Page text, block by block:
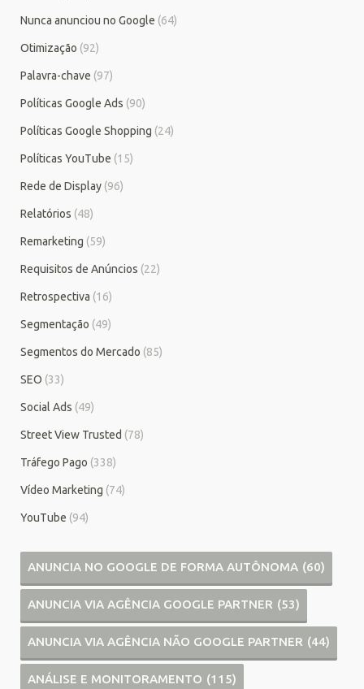
Nunca anunciou no Google (64)
Otimização (92)
Palavra-chave (97)
Políticas Google Ads (90)
Políticas Google Shopping (24)
Políticas YouTube (15)
Rede de Display (96)
Relatórios (48)
Remarketing (59)
Requisitos de Anúncios (22)
Retrospectiva (16)
Segmentação (49)
Segmentos do Mercado (85)
SEO (33)
Social Ads (49)
Street View Trusted (78)
Tráfego Pago (338)
Vídeo Marketing (74)
YouTube (94)
ANUNCIA NO GOOGLE DE FORMA AUTÔNOMA (60)
ANUNCIA VIA AGÊNCIA GOOGLE PARTNER (53)
ANUNCIA VIA AGÊNCIA NÃO GOOGLE PARTNER (44)
ANÁLISE E MONITORAMENTO (115)